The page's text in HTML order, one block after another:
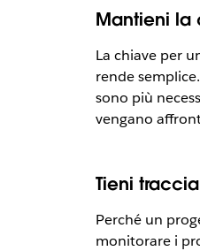
Mantieni la
La chiave per
rende
sono più
vengano
Tieni
Perché un
monitorare i